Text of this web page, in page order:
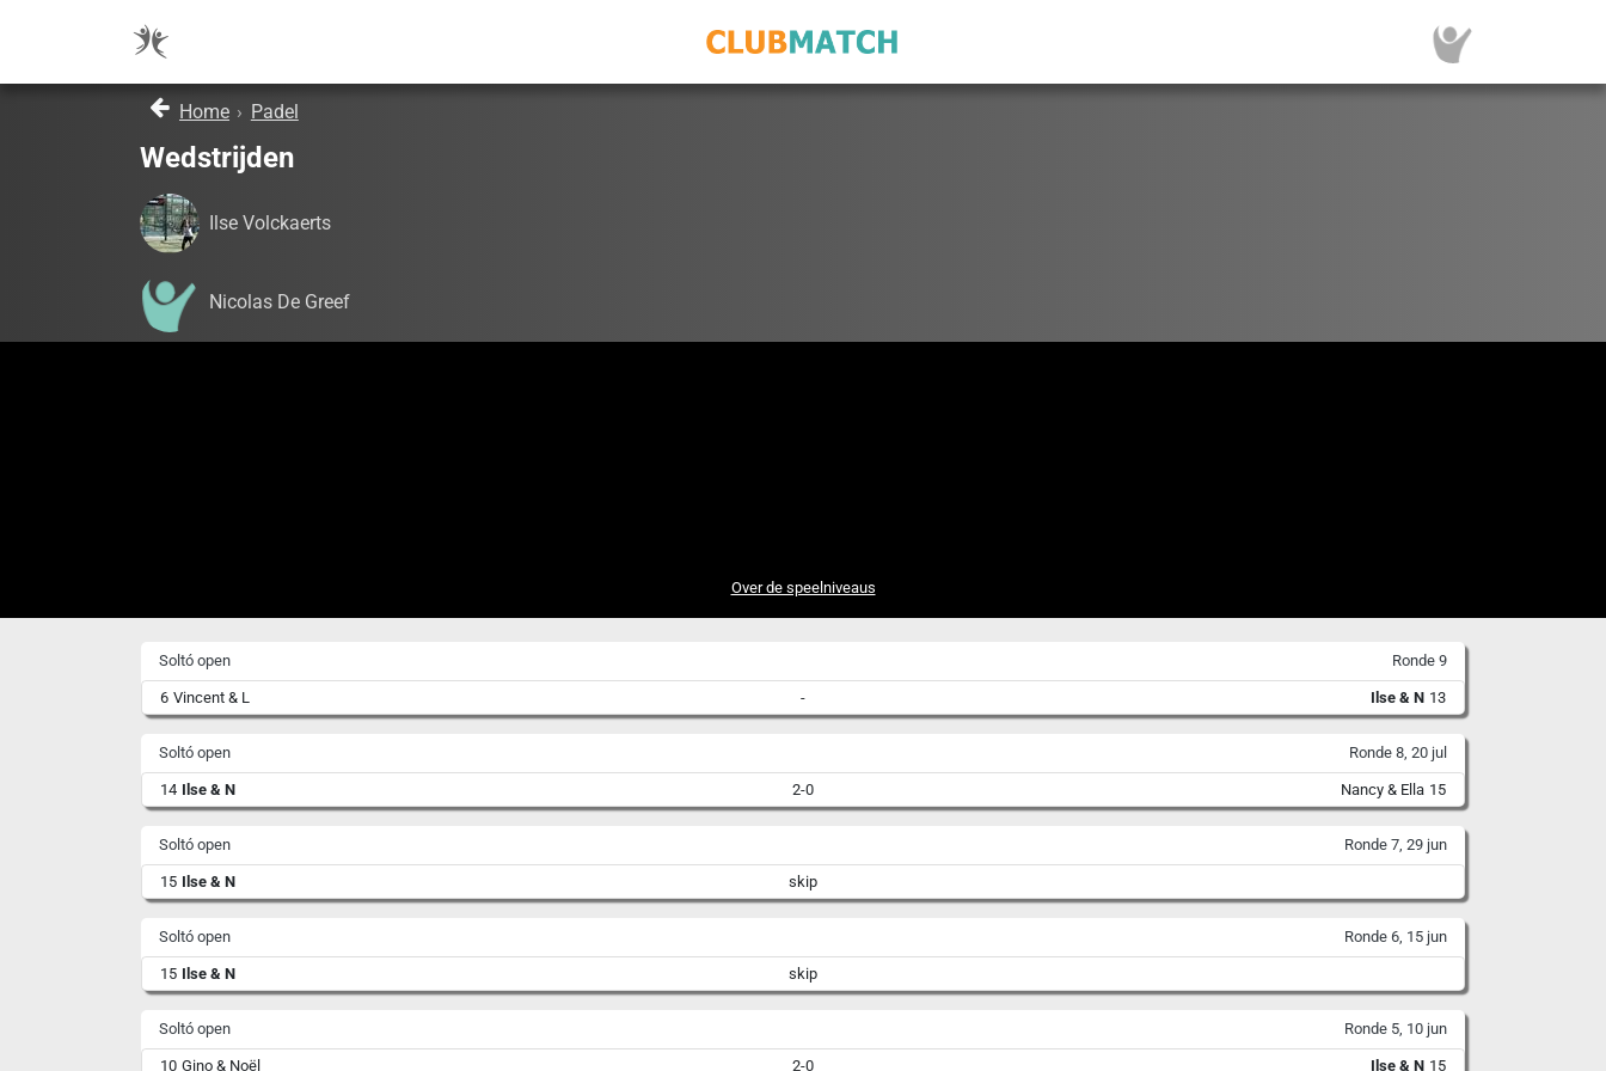
Home › Padel
Wedstrijden
Ilse Volckaerts
Nicolas De Greef
Over de speelniveaus
Soltó open Ronde 9
6 Vincent & L - Ilse & N 13
Soltó open Ronde 8, 20 jul
14 Ilse & N 2-0 Nancy & Ella 15
Soltó open Ronde 7, 29 jun
15 Ilse & N skip
Soltó open Ronde 6, 15 jun
15 Ilse & N skip
Soltó open Ronde 5, 10 jun
10 Gino & Noël 2-0 Ilse & N 15